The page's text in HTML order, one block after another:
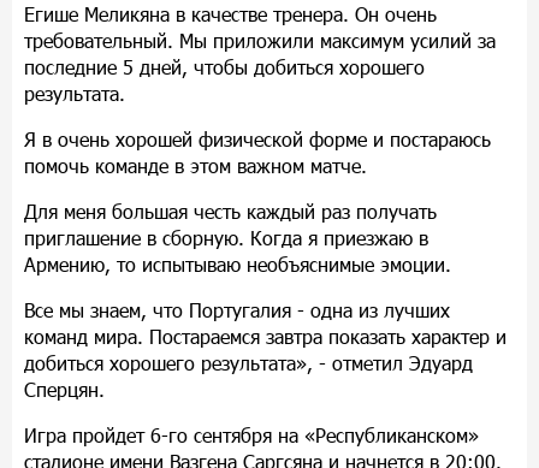
Егише Меликяна в качестве тренера. Он очень
требовательный. Мы приложили максимум усилий за
последние 5 дней, чтобы добиться хорошего
результата.
Я в очень хорошей физической форме и постараюсь
помочь команде в этом важном матче.
Для меня большая честь каждый раз получать
приглашение в сборную. Когда я приезжаю в
Армению, то испытываю необъяснимые эмоции.
Все мы знаем, что Португалия - одна из лучших
команд мира. Постараемся завтра показать характер и
добиться хорошего результата», - отметил Эдуард
Сперцян.
Игра пройдет 6-го сентября на «Республиканском»
стадионе имени Вазгена Саргсяна и начнется в 20:00.